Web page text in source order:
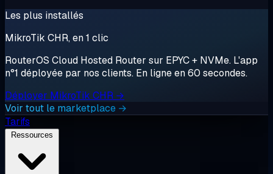
Les plus installés
MikroTik CHR, en 1 clic
RouterOS Cloud Hosted Router sur EPYC + NVMe. L'app
n°1 déployée par nos clients. En ligne en 60 secondes.
Déployer MikroTik CHR →
Voir tout le marketplace →
Tarifs